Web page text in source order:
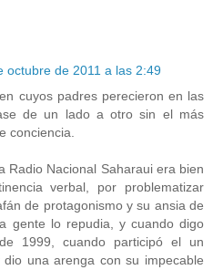
octubre de 2011 a las 2:49
cuyos padres perecieron en las
de un lado a otro sin el más
conciencia.
Radio Nacional Saharaui era bien
verbal, por problematizar
de protagonismo y su ansia de
gente lo repudia, y cuando digo
1999, cuando participó el un
una arenga con su impecable